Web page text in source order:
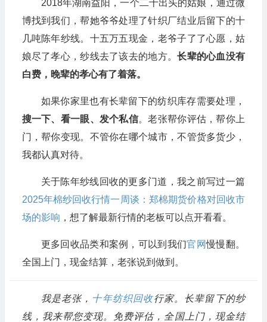
2018年湖南益阳，一个二十出头的姑娘，通过微
博找到我们，帮她爷爷处理了针织厂结业后留下的十
几吨陈年纱线。十五万五现金，老爷子了了心愿，姑
娘尽了孝心，纱线去了该去的地方。长辈的心血没有
白费，晚辈的孝心有了着落。
如果你家里也有长辈留下的纺织库存需要处理，
搜一下、看一眼、发个私信。老张帮你评估，帮你上
门，帮你变现。不管你在哪个城市，不管货多货少，
我都认真对待。
关于陈年纱线回收的更多门道，我之前写过一篇
2025年棉纱回收行情一周谈：郑棉期货价格对回收市
场的影响 ，想了解最新行情的老板可以点开看看。
更多回收品类和案例，可以到我们官网慢慢翻。
全国上门，现金结算，老张说到做到。
我是老张， 十年纺织回收行家。长辈留下的纱
线，我来帮您变现。免费评估，全国上门，现金结